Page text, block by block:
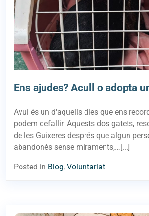
Ens ajudes? Acull o adopta
Avui és un d'aquells dies que ens
podem defallir. Aquests dos gatets,
de les Guixeres després que algun
abandonés sense miraments,…[...]
Posted in Blog, Voluntariat